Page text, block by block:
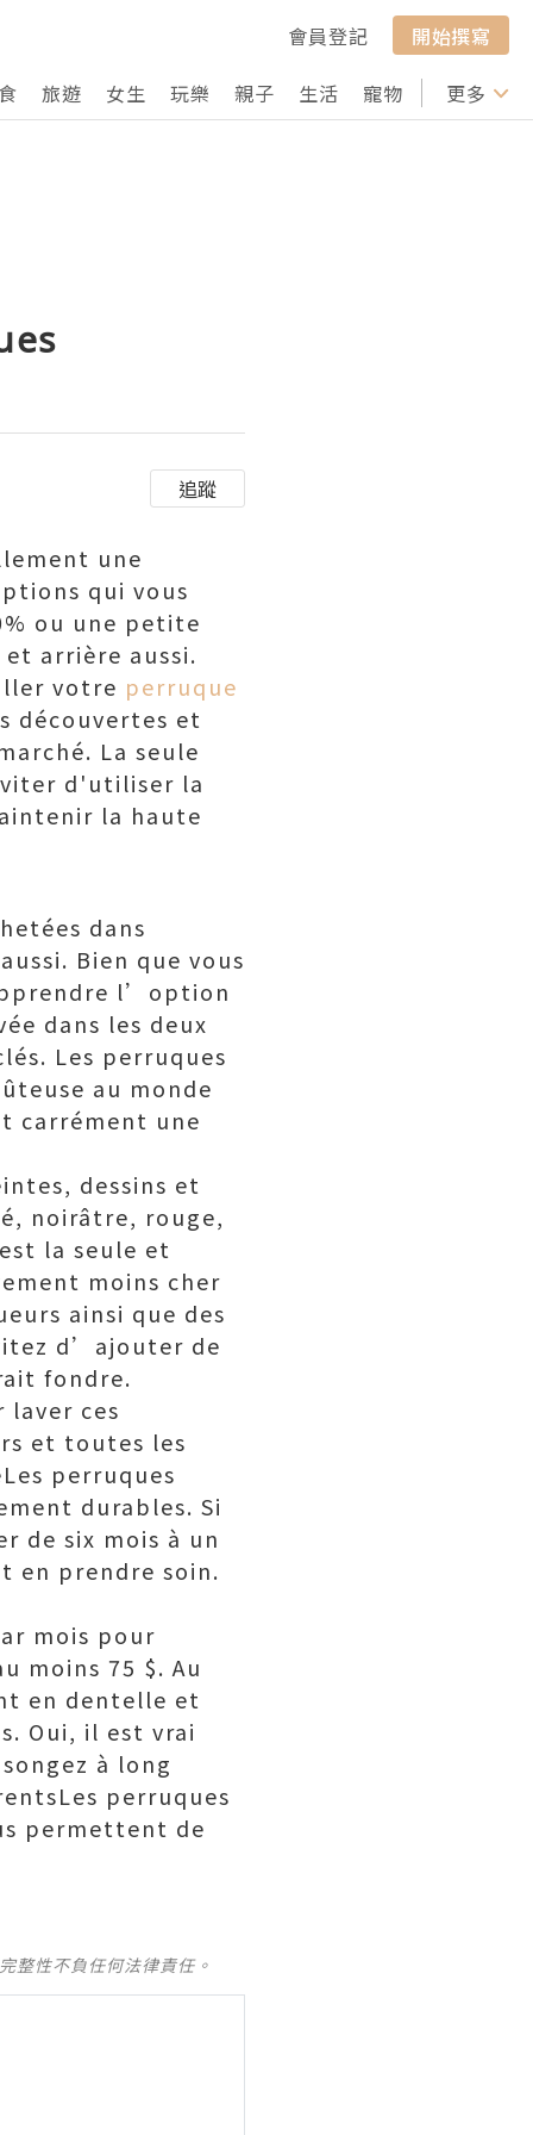
會員登記
開始撰寫
旅遊 女生 玩樂 親子 生活 寵物 行山 打卡
更多
追蹤
une
qui vous
ou une petite
arrière aussi.
votre perruque
découvertes et
La seule
d'utiliser la
la haute
dans
Bien que vous
l’option
dans les deux
Les perruques
au monde
carrément une
dessins et
noirâtre, rouge,
la seule et
moins cher
ainsi que des
d’ajouter de
fondre.
ces
et toutes les
perruques
durables. Si
de six mois à un
en prendre soin.
mois pour
moins 75 $. Au
en dentelle et
Oui, il est vrai
à long
perruques
permettent de
整性不負任何法律責任。